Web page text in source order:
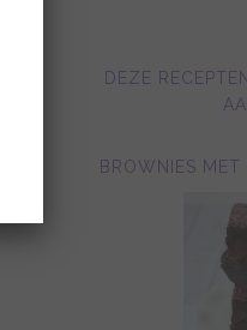
DEZE
BROWNIES